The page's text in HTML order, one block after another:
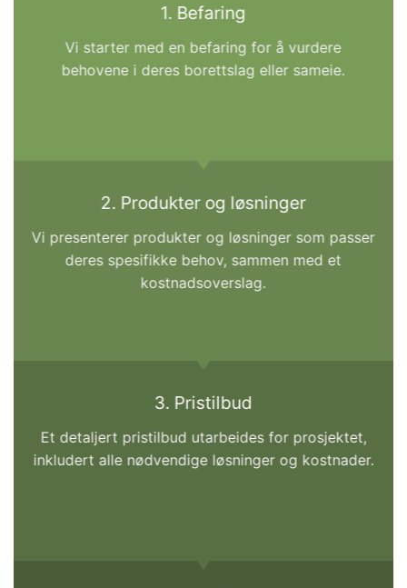
1. Befaring
Vi starter med en befaring for å vurdere
behovene i deres borettslag eller sameie.
2. Produkter og løsninger
Vi presenterer produkter og løsninger som passer
deres spesifikke behov, sammen med et
kostnadsoverslag.
3. Pristilbud
Et detaljert pristilbud utarbeides for prosjektet,
inkludert alle nødvendige løsninger og kostnader.